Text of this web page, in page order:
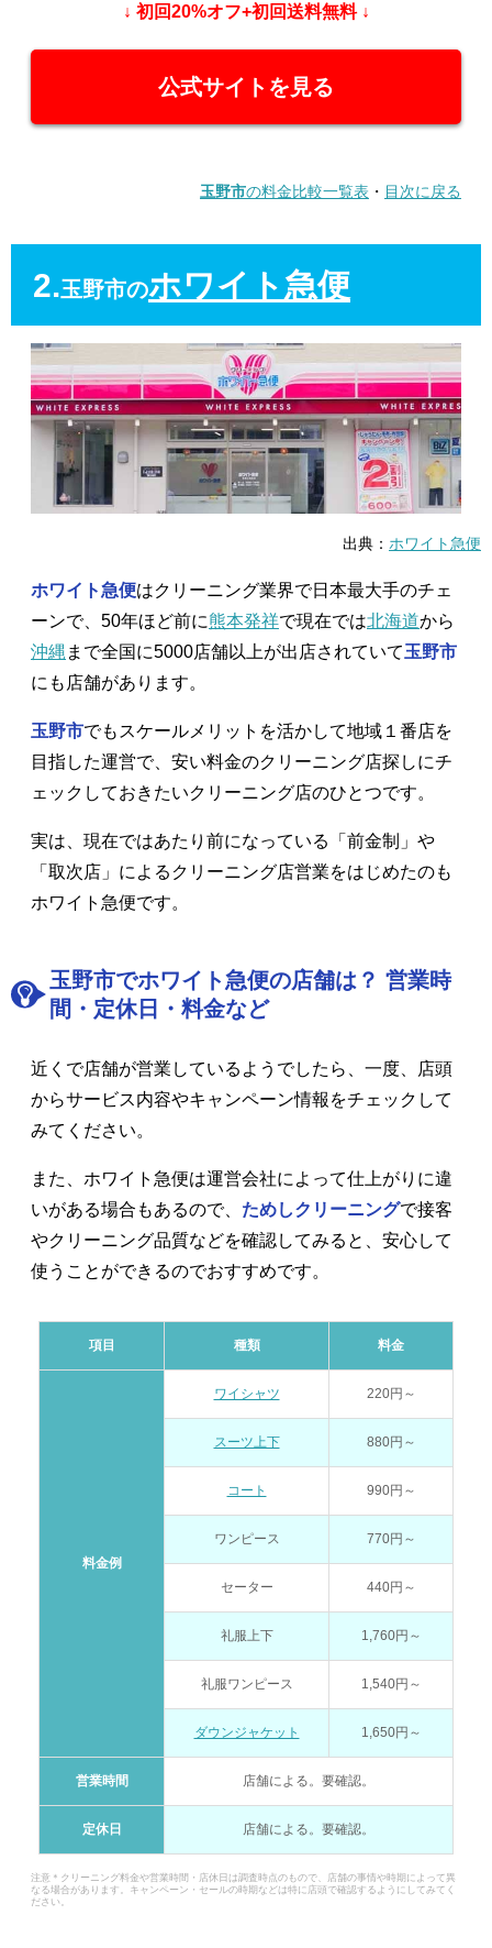
↓ 初回20%オフ+初回送料無料 ↓
公式サイトを見る
玉野市の料金比較一覧表 ・ 目次に戻る
2.玉野市のホワイト急便
出典： ホワイト急便
ホワイト急便はクリーニング業界で日本最大手のチェ
ーンで、50年ほど前に熊本発祥で現在では北海道から
沖縄 まで全国に5000店舗以上が出店されていて玉野市
にも店舗があります。
玉野市でもスケールメリットを活かして地域１番店を
目指した運営で、安い料金のクリーニング店探しにチ
ェックしておきたいクリーニング店のひとつです。
実は、現在ではあたり前になっている「前金制」や
「取次店」によるクリーニング店営業をはじめたのも
ホワイト急便です。
玉野市でホワイト急便の店舗は？ 営業時
間・定休日・料金など
近くで店舗が営業しているようでしたら、一度、店頭
からサービス内容やキャンペーン情報をチェックして
みてください。
また、ホワイト急便は運営会社によって仕上がりに違
いがある場合もあるので、 ためしクリーニングで接客
やクリーニング品質などを確認してみると、安心して
使うことができるのでおすすめです。
項目 種類 料金
料金例
ワイシャツ 220円～
スーツ上下 880円～
コート 990円～
ワンピース 770円～
セーター 440円～
礼服上下 1,760円～
礼服ワンピース 1,540円～
ダウンジャケット 1,650円～
営業時間 店舗による。要確認。
定休日 店舗による。要確認。
注意＊クリーニング料金や営業時間・店休日は調査時点のもので、店舗の事情や時期によって異
なる場合があります。キャンペーン・セールの時期などは特に店頭で確認するようにしてみてく
ださい。